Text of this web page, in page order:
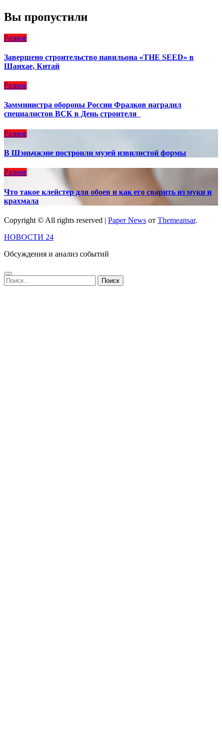
Вы пропустили
Разное
Завершено строительство павильона «THE SEED» в
Шанхае, Китай
Разное
Замминистра обороны России Фрадков наградил
специалистов ВСК в День строителя
Разное
В Шэньчжэне построили музей извилистой формы
Разное
Что такое клейстер для обоев и как его сварить из муки и
крахмала
Copyright © All rights reserved | Paper News от Themeansar.
НОВОСТИ 24
Обсуждения и анализ событий
Найти: